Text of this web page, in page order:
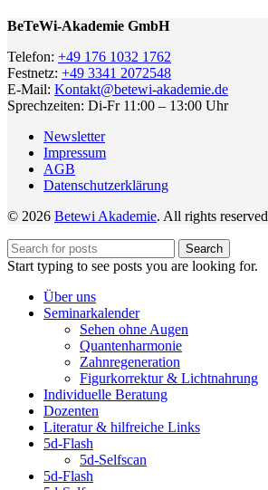
BeTeWi-Akademie GmbH
Telefon: +49 176 1032 1762
Festnetz: +49 3341 2072548
E-Mail: Kontakt@betewi-akademie.de
Sprechzeiten: Di-Fr 11:00 – 13:00 Uhr
Newsletter
Impressum
AGB
Datenschutzerklärung
© 2026 Betewi Akademie. All rights reserved
Search
Start typing to see posts you are looking for.
Über uns
Seminarkalender
Sehen ohne Augen
Quantenharmonie
Zahnregeneration
Figurkorrektur & Lichtnahrung
Individuelle Beratung
Dozenten
Literatur & hilfreiche Links
5d-Flash
5d-Selfscan
5d-Flash